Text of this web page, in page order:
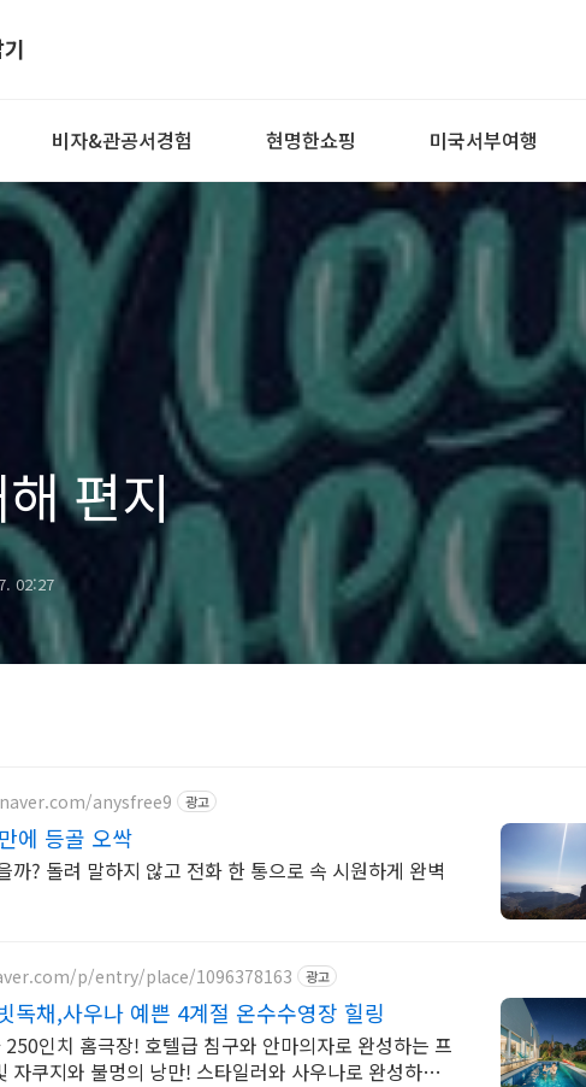
비자&관공서경험 현명한쇼핑 미국서부여행
편지
02:27
anysfree9 광고
에 등골 오싹
까? 돌려 말하지 않고 전화 한 통으로 속 시원하게 완벽
p/entry/place/1096378163 광고
독채,사우나 예쁜 4계절 온수수영장 힐링
인치 홈극장! 호텔급 침구와 안마의자로 완성하는 프
자쿠지와 불멍의 낭만! 스타일러와 사우나로 완성하는